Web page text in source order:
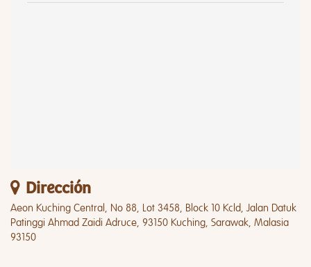
Dirección
Aeon Kuching Central, No 88, Lot 3458, Block 10 Kcld, Jalan Datuk
Patinggi Ahmad Zaidi Adruce, 93150 Kuching, Sarawak, Malasia
93150